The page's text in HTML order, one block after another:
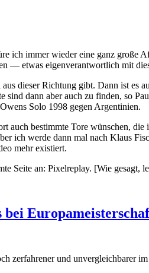
ich immer wieder eine ganz
— etwas eigenverantwortlich mit
dieser Richtung gibt. Dann ist
sind dann aber auch zu finden, so
Solo 1998 gegen Argentinien.
auch bestimmte Tore wünschen,
ich werde dann mal nach Klaus
mehr existiert.
Seite an: Pixelreplay. [Wie gesagt,
und unvergleichbarer